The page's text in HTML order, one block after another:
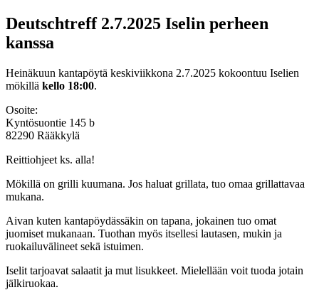
Deutschtreff 2.7.2025 Iselin perheen
kanssa
Heinäkuun kantapöytä keskiviikkona 2.7.2025 kokoontuu Iselien
mökillä kello 18:00.
Osoite:
Kyntösuontie 145 b
82290 Rääkkylä
Reittiohjeet ks. alla!
Mökillä on grilli kuumana. Jos haluat grillata, tuo omaa grillattavaa
mukana.
Aivan kuten kantapöydässäkin on tapana, jokainen tuo omat
juomiset mukanaan. Tuothan myös itsellesi lautasen, mukin ja
ruokailuvälineet sekä istuimen.
Iselit tarjoavat salaatit ja mut lisukkeet. Mielellään voit tuoda jotain
jälkiruokaa.